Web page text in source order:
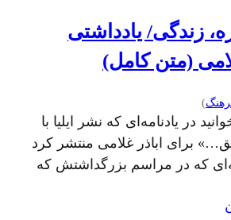
زندگی/ یادداشتی
(متن کامل)
)
در یادنامه‌ای که نشر ایلیا با
برای اباذر غلامی منتشر کرد
که در مراسم بزرگداشتش که
زیاد در نشریه گیله‌وا هم چاپ